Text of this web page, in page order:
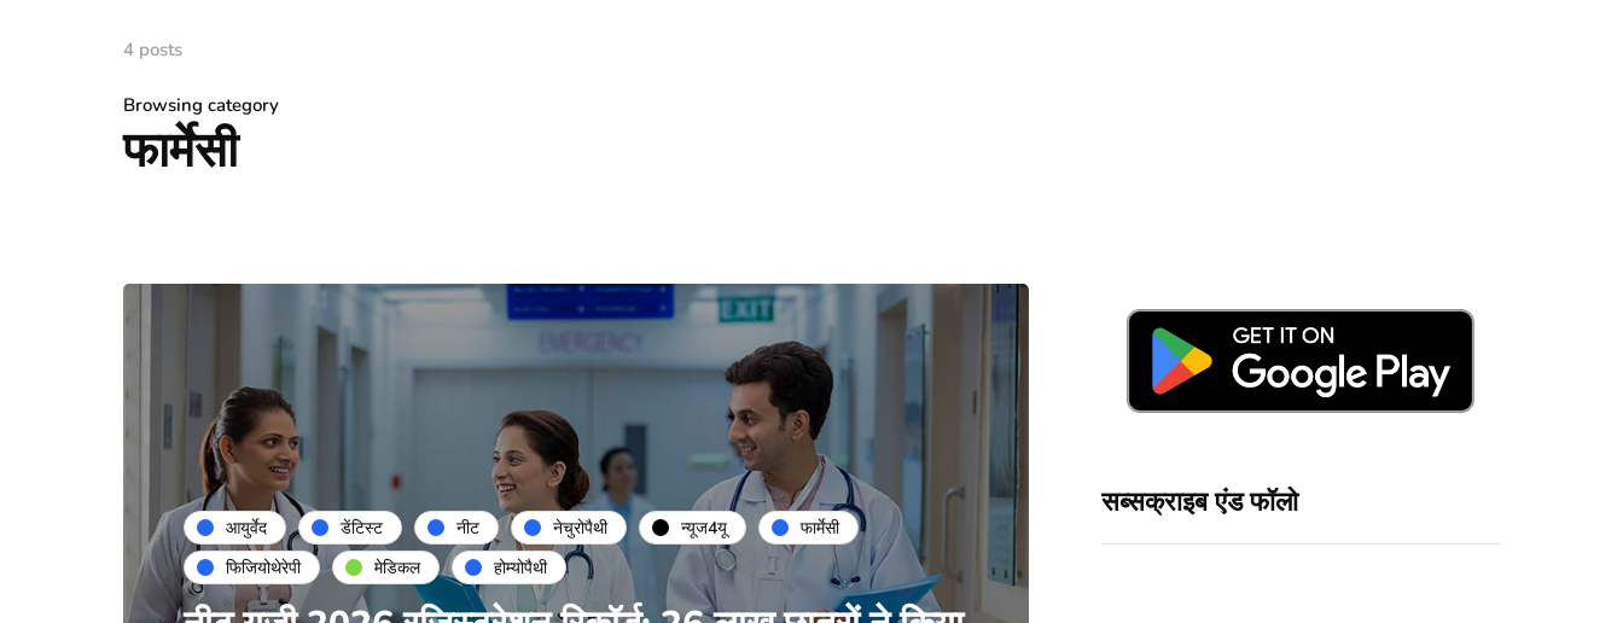
4 posts
Browsing category
फार्मेसी
आयुर्वेद डेंटिस्ट नीट नेचुरोपैथी न्यूज4यू
फार्मेसी
फिजियोथेरेपी
मेडिकल होम्योपैथी
सब्सक्राइब एंड फॉलो